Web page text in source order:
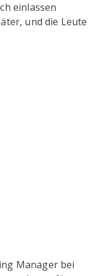
einlassen
und die Leute
Manager bei